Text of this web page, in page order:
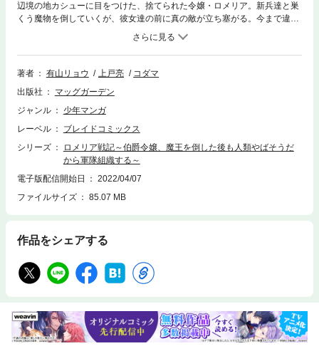
辺境の地カシューに目をつけた、捨てられた令嬢・ロメリア。新兵達と巣
くう魔物を倒していくが、彼女達の前に真の敵が立ち塞がる。今まで違
い、知性と悪意で迫りくる魔族の兵士達を退けることができるのか？鮮血
舞う本物の戦場で、ロメリアは全員を活かし、相手を打倒できるのか？
未熟なロメリア達が兵(つわもの)と向き合い、喪うものとは――。
著者
有山リョウ 上戸亮
コダマ
出版社
マッグガーデン
ジャンル
少年マンガ
レーベル
ブレイドコミックス
シリーズ
ロメリア戦記～伯爵令嬢、魔王を倒した後も人類やばそうだ
から軍隊組織する～
電子版配信開始日
2022/04/07
ファイルサイズ
85.07 MB
作品をシェアする